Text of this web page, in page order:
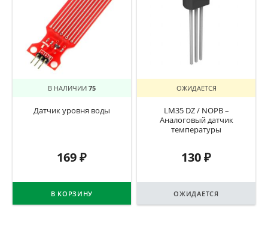
В НАЛИЧИИ 75
Датчик уровня воды
169₽
В КОРЗИНУ
ОЖИДАЕТСЯ
LM35 DZ / NOPB –
Аналоговый датчик
температуры
130₽
ОЖИДАЕТСЯ